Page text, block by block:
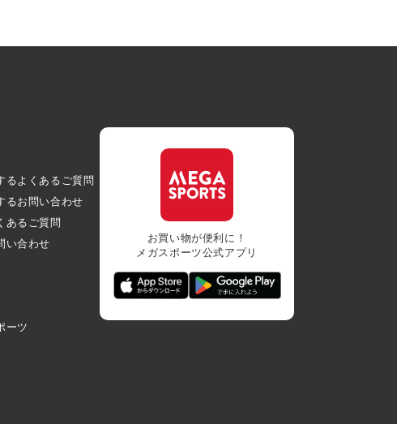
るよくあるご質問
るお問い合わせ
あるご質問
い合わせ
ーツ
お買い物が便利に！
メガスポーツ公式アプリ